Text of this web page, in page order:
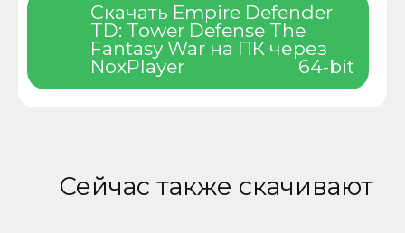
Скачать Empire Defender
TD: Tower Defense The
Fantasy War на ПК через
NoxPlayer
64-bit
Сейчас также скачивают